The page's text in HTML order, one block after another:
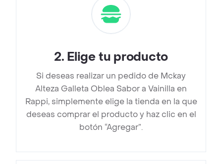
2. Elige tu producto
Si deseas realizar un pedido de Mckay
Alteza Galleta Oblea Sabor a Vainilla en
Rappi, simplemente elige la tienda en la que
deseas comprar el producto y haz clic en el
botón “Agregar”.